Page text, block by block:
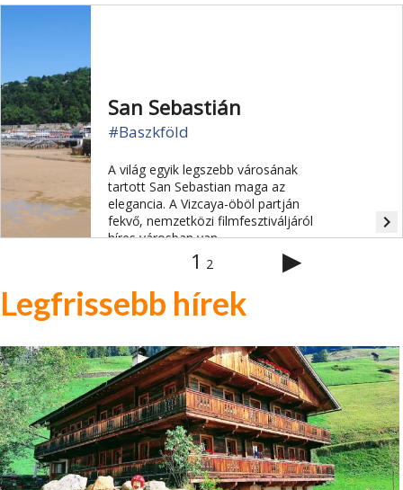
San Sebastián
#Baszkföld
A világ egyik legszebb városának
tartott San Sebastian maga az
elegancia. A Vizcaya-öböl partján
fekvő, nemzetközi filmfesztiváljáról
híres városban van
négyzetkilométerenként a legtöbb
Michelin-csillagos étterem.
Rendszeresen európai tengerpart-
toplisták élén végez San Sebastián és
navigate_next
1 2 ▶
Legfrissebb hírek